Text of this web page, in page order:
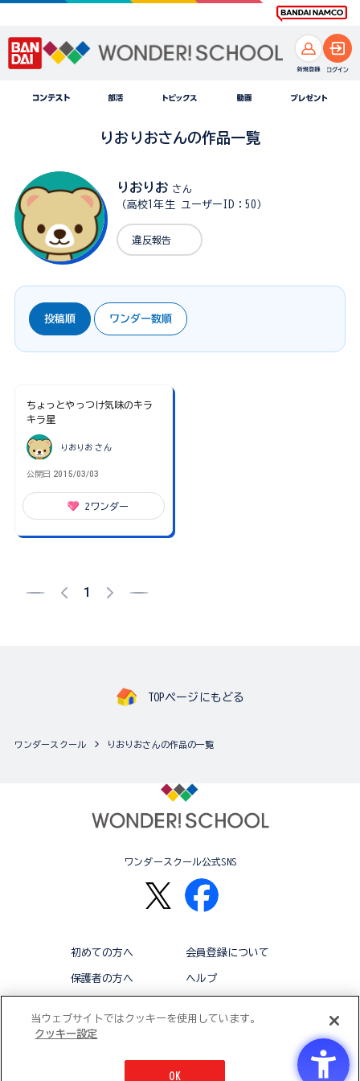
りおりおさんの作品一覧
りおりお さん
（高校1年生 ユーザーID：50）
違反報告
投稿順 ワンダー数順
ちょっとやっつけ気味のキラ
キラ星
りおりお さん
公開日 2015/03/03
2 ワンダー
1
TOPページにもどる
ワンダースクール りおりおさんの作品の一覧
ワンダースクール公式SNS
初めての方へ 会員登録について
保護者の方へ ヘルプ
当ウェブサイトではクッキーを使用しています。
クッキー設定
OK